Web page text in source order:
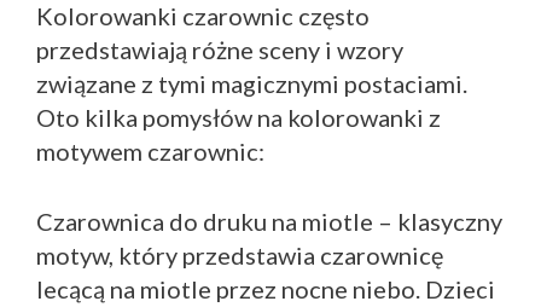
Kolorowanki czarownic często
przedstawiają różne sceny i wzory
związane z tymi magicznymi postaciami.
Oto kilka pomysłów na kolorowanki z
motywem czarownic:
Czarownica do druku na miotle – klasyczny
motyw, który przedstawia czarownicę
lecącą na miotle przez nocne niebo. Dzieci